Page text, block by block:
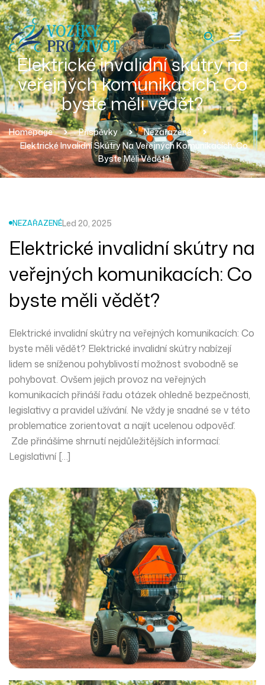
Elektrické invalidní skútry na
veřejných komunikacích: Co
byste měli vědět?
Homepage Příspěvky
Nezařazené
Elektrické Invalidní Skútry Na Veřejných Komunikacích: Co
Byste Měli Vědět?
NEZAŘAZENÉLed 20, 2025
Elektrické invalidní skútry na
veřejných komunikacích: Co
byste měli vědět?
Elektrické invalidní skútry na veřejných komunikacích: Co
byste měli vědět? Elektrické invalidní skútry nabízejí
lidem se sníženou pohyblivostí možnost svobodně se
pohybovat. Ovšem jejich provoz na veřejných
komunikacích přináší řadu otázek ohledně bezpečnosti,
legislativy a pravidel užívání. Ne vždy je snadné se v této
problematice zorientovat a najít ucelenou odpověď.
Zde přinášíme shrnutí nejdůležitějších informací:
Legislativní […]